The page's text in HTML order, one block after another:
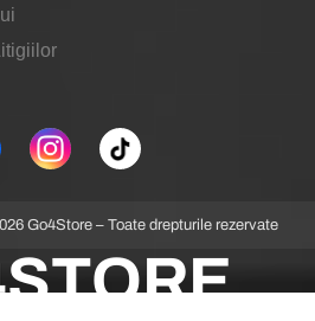
Go4Store – Toate drepturile rezervate